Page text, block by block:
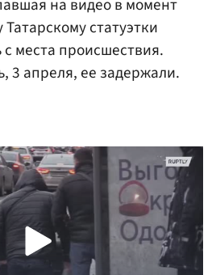
на видео в момент
статуэтки
места происшествия.
3 апреля, ее задержали.